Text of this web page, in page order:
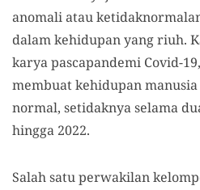
anomali atau
dalam kehidupan yang riuh.
karya pascapandemi Covid-
membuat kehidupan
normal, setidaknya selama
hingga 2022.
Salah satu perwakilan